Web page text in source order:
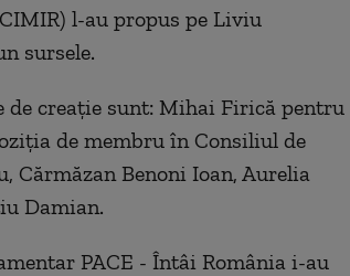
l-au propus pe Liviu
sursele.
de creaţie sunt: Mihai Firică pentru
de membru în Consiliul de
Cărmăzan Benoni Ioan, Aurelia
Damian.
PACE - Întâi România i-au